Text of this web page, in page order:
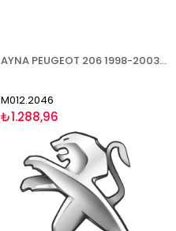
AYNA PEUGEOT 206 1998-2003 MEKANİK SAĞ
M012.2046
₺1.288,96